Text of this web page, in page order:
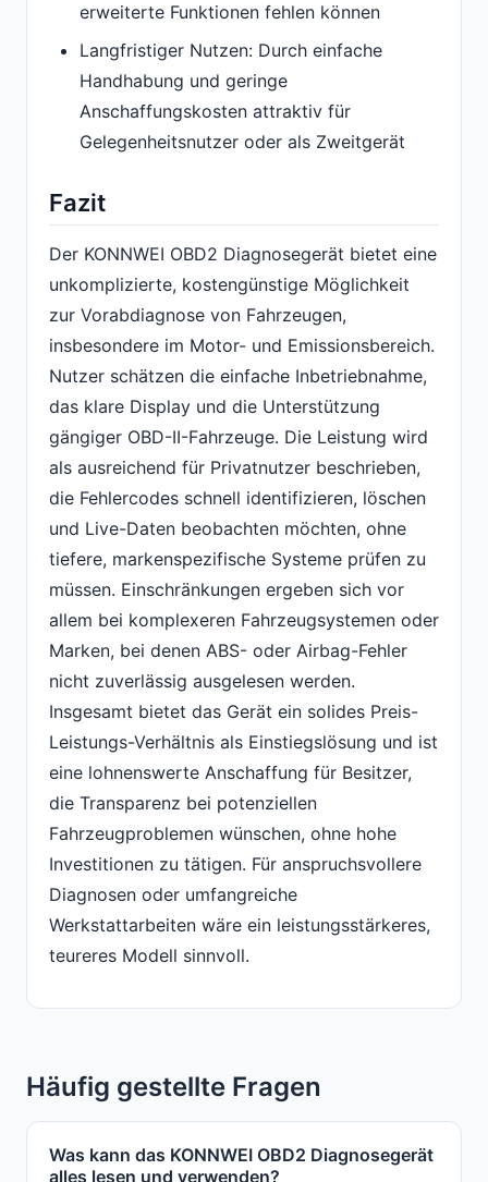
erweiterte Funktionen fehlen können
Langfristiger Nutzen: Durch einfache
Handhabung und geringe
Anschaffungskosten attraktiv für
Gelegenheitsnutzer oder als Zweitgerät
Fazit
Der KONNWEI OBD2 Diagnosegerät bietet eine
unkomplizierte, kostengünstige Möglichkeit
zur Vorabdiagnose von Fahrzeugen,
insbesondere im Motor- und Emissionsbereich.
Nutzer schätzen die einfache Inbetriebnahme,
das klare Display und die Unterstützung
gängiger OBD-II-Fahrzeuge. Die Leistung wird
als ausreichend für Privatnutzer beschrieben,
die Fehlercodes schnell identifizieren, löschen
und Live-Daten beobachten möchten, ohne
tiefere, markenspezifische Systeme prüfen zu
müssen. Einschränkungen ergeben sich vor
allem bei komplexeren Fahrzeugsystemen oder
Marken, bei denen ABS- oder Airbag-Fehler
nicht zuverlässig ausgelesen werden.
Insgesamt bietet das Gerät ein solides Preis-
Leistungs-Verhältnis als Einstiegslösung und ist
eine lohnenswerte Anschaffung für Besitzer,
die Transparenz bei potenziellen
Fahrzeugproblemen wünschen, ohne hohe
Investitionen zu tätigen. Für anspruchsvollere
Diagnosen oder umfangreiche
Werkstattarbeiten wäre ein leistungsstärkeres,
teureres Modell sinnvoll.
Häufig gestellte Fragen
Was kann das KONNWEI OBD2 Diagnosegerät
alles lesen und verwenden?